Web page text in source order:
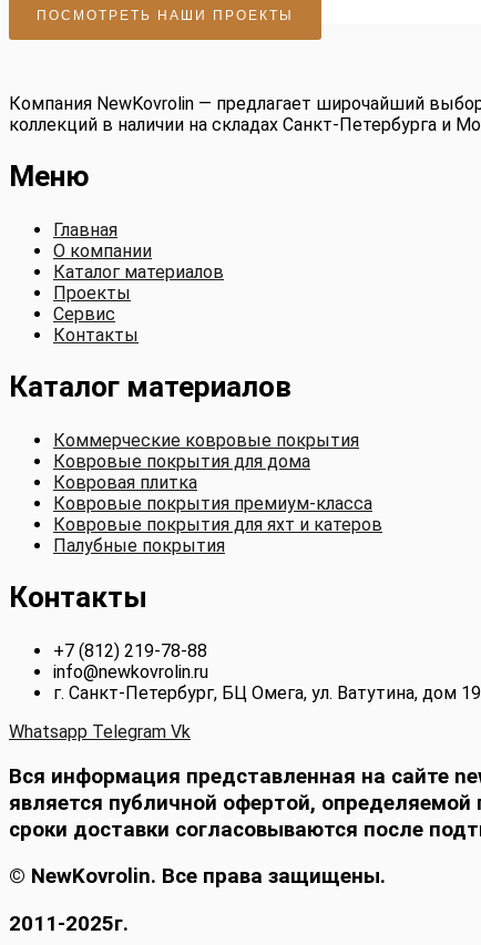
ПОСМОТРЕТЬ НАШИ ПРОЕКТЫ
Компания NewKovrolin — предлагает широчайший
коллекций в наличии на складах Санкт-Петербурга
Меню
Главная
О компании
Каталог материалов
Проекты
Сервис
Контакты
Каталог материалов
Коммерческие ковровые покрытия
Ковровые покрытия для дома
Ковровая плитка
Ковровые покрытия премиум-класса
Ковровые покрытия для яхт и катеров
Палубные покрытия
Контакты
+7 (812) 219-78-88
info@newkovrolin.ru
г. Санкт-Петербург, БЦ Омега, ул. Ватутина, дом 19
Whatsapp Telegram Vk
Вся информация представленная на сайте
является публичной офертой,
сроки доставки согласовываются после
© NewKovrolin. Все права защищены.
2011-2025г.